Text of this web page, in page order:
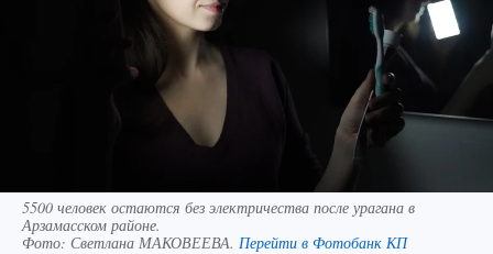
5500 человек остаются без электричества после урагана в
Арзамасском районе.
Фото: Светлана МАКОВЕЕВА. Перейти в Фотобанк КП